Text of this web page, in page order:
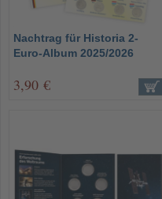
Nachtrag für Historia 2-
Euro-Album 2025/2026
3,90 €